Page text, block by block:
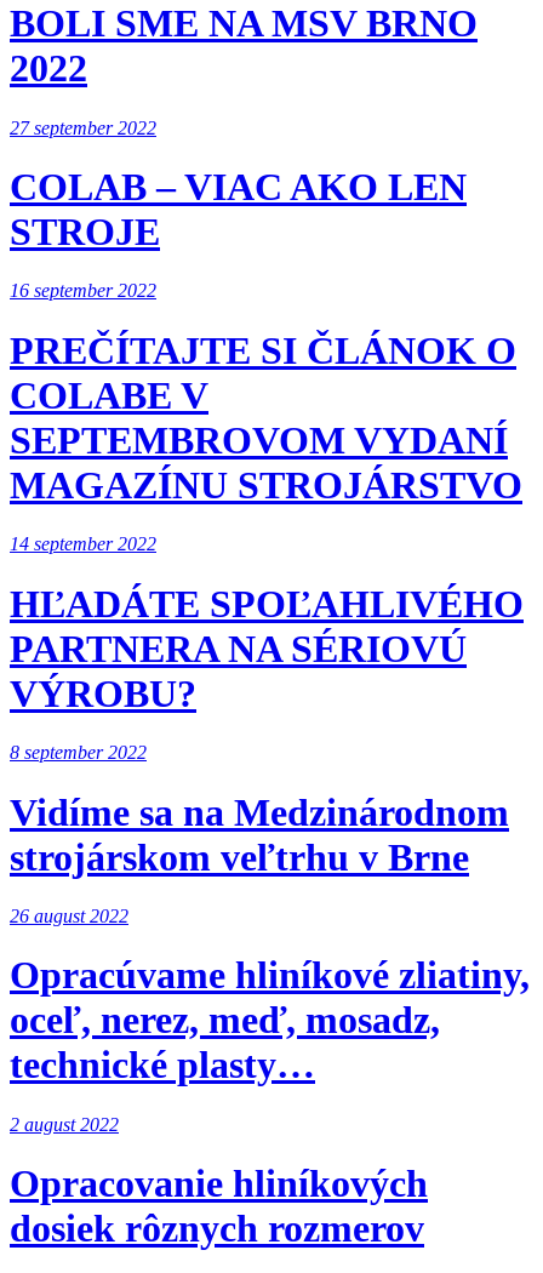
BOLI SME NA MSV BRNO
2022
27 september 2022
COLAB – VIAC AKO LEN
STROJE
16 september 2022
PREČÍTAJTE SI ČLÁNOK O
COLABE V
SEPTEMBROVOM VYDANÍ
MAGAZÍNU STROJÁRSTVO
14 september 2022
HĽADÁTE SPOĽAHLIVÉHO
PARTNERA NA SÉRIOVÚ
VÝROBU?
8 september 2022
Vidíme sa na Medzinárodnom
strojárskom veľtrhu v Brne
26 august 2022
Opracúvame hliníkové zliatiny,
oceľ, nerez, meď, mosadz,
technické plasty…
2 august 2022
Opracovanie hliníkových
dosiek rôznych rozmerov